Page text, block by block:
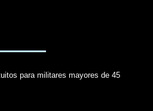
para militares mayores de 45